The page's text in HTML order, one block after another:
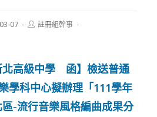
07
Post註冊組幹事
北高級中學 函】檢送普通
學科中心擬辦理「111學年
-流行音樂風格編曲成果分